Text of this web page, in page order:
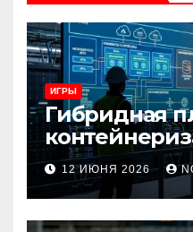
ИГРЫ
Гибридная
и сценарии
12 ИЮНЯ 2026